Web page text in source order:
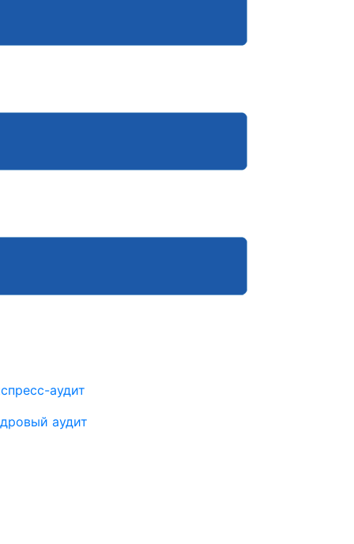
аудит
аудит